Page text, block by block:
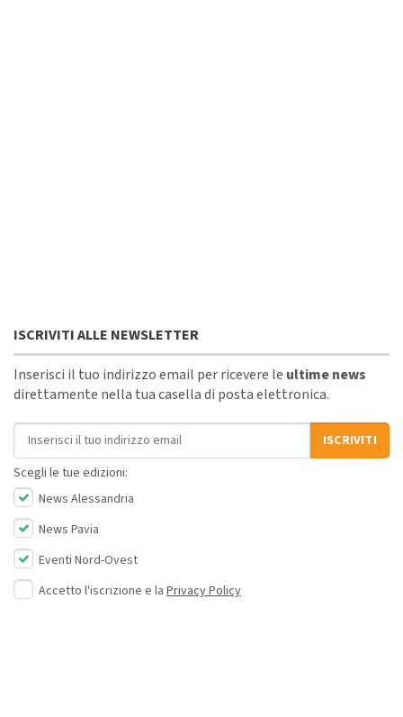
ISCRIVITI ALLE NEWSLETTER
Inserisci il tuo indirizzo email per ricevere le ultime news
direttamente nella tua casella di posta elettronica.
Indirizzo email
ISCRIVITI
Scegli le tue edizioni:
News Alessandria
News Pavia
Eventi Nord-Ovest
Accetto l'iscrizione e la Privacy Policy